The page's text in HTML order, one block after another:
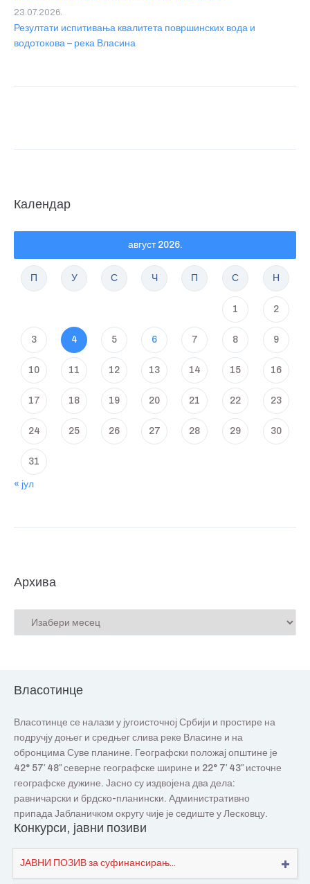
Резултати испитивања квалитета површинских вода и
водотокова – река Власина
23.07.2026.
Календар
август 2026.
П У С Ч П С Н
1 2
3 4 5 6 7 8 9
10 11 12 13 14 15 16
17 18 19 20 21 22 23
24 25 26 27 28 29 30
31
« јул
Архива
Власотинце
Власотинце се налази у југоисточној Србији и простире на
подручју доњег и средњег слива реке Власине и на
обронцима Суве планине. Географски положај општине је
42° 57′ 48″ северне географске ширине и 22° 7′ 43″ источне
географске дужине. Јасно су издвојена два дела:
равничарски и брдско-планински. Административно
припада Јабланичком округу чије је седиште у Лесковцу.
Конкурси, јавни позиви
ЈАВНИ ПОЗИВ за суфинансирањ...